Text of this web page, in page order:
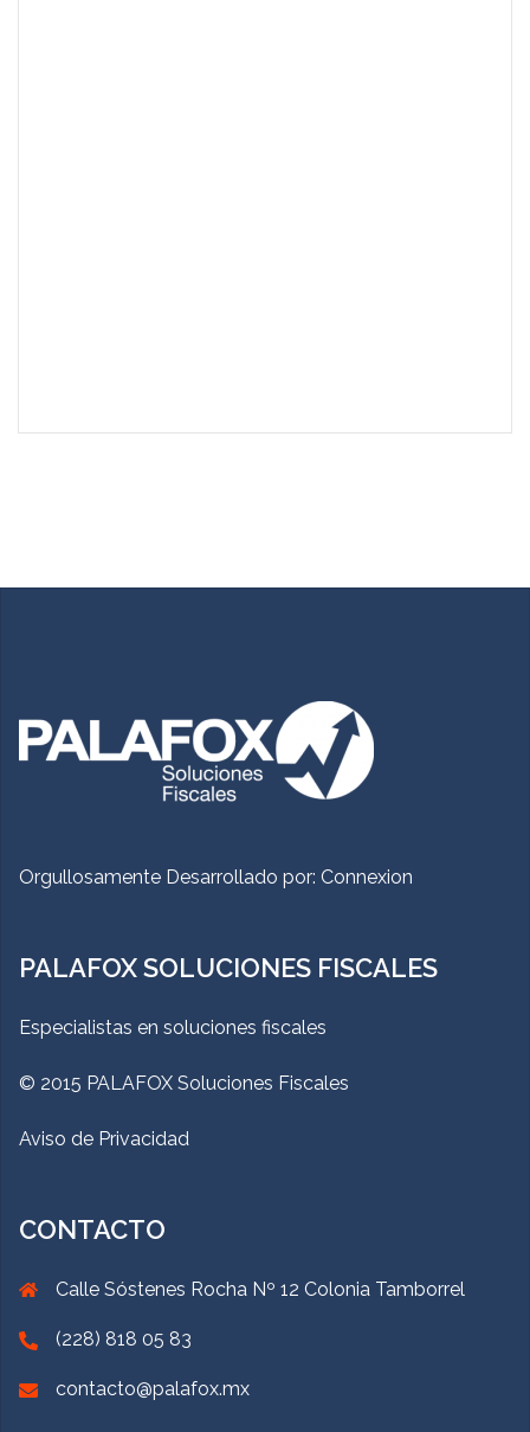
Orgullosamente Desarrollado por: Connexion
PALAFOX SOLUCIONES FISCALES
Especialistas en soluciones fiscales
© 2015 PALAFOX Soluciones Fiscales
Aviso de Privacidad
CONTACTO
Calle Sóstenes Rocha Nº 12 Colonia Tamborrel
(228) 818 05 83
contacto@palafox.mx